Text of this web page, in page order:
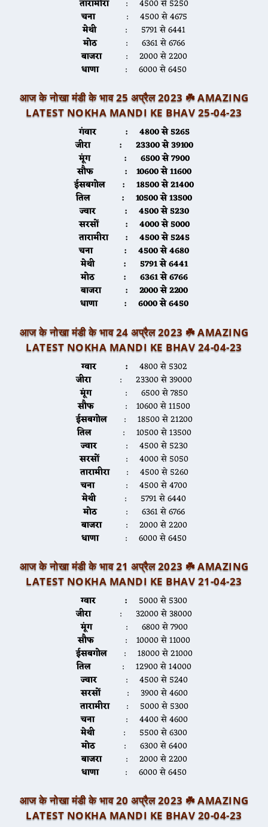
तारामीरा: 4500 से 5250
चना: 4500 से 4675
मेथी: 5791 से 6441
मोठ
: 6361 से 6766
बाजरा: 2000 से 2200
धाणा: 6000 से 6450
आज के नोखा मंडी के भाव 25 अप्रैल 2023 ☘️AMAZING
LATEST NOKHA MANDI KE BHAV 25-04-23
गंवार :
4800 से 5265
जीरा: 23300 से 39100
मूंग: 6500 से 7900
सौफ: 10600 से 11600
ईसबगोल: 18500 से 21400
तिल: 10500 से 13500
ज्वार: 4500 से 5230
सरसों: 4000 से 5000
तारामीरा: 4500 से 5245
चना: 4500 से 4680
मेथी: 5791 से 6441
मोठ
: 6361 से 6766
बाजरा: 2000 से 2200
धाणा: 6000 से 6450
आज के नोखा मंडी के भाव 24 अप्रैल 2023 ☘️AMAZING
LATEST NOKHA MANDI KE BHAV 24-04-23
ग्वार :
4800 से 5302
जीरा: 23300 से 39000
मूंग: 6500 से 7850
सौफ: 10600 से 11500
ईसबगोल: 18500 से 21200
तिल: 10500 से 13500
ज्वार: 4500 से 5230
सरसों: 4000 से 5050
तारामीरा: 4500 से 5260
चना: 4500 से 4700
मेथी: 5791 से 6440
मोठ
: 6361 से 6766
बाजरा: 2000 से 2200
धाणा: 6000 से 6450
आज के नोखा मंडी के भाव 21 अप्रैल 2023 ☘️AMAZING
LATEST NOKHA MANDI KE BHAV 21-04-23
ग्वार :
5000 से 5300
जीरा: 32000 से 38000
मूंग: 6800 से 7900
सौफ: 10000 से 11000
ईसबगोल: 18000 से 21000
तिल: 12900 से 14000
ज्वार: 4500 से 5240
सरसों: 3900 से 4600
तारामीरा: 5000 से 5300
चना: 4400 से 4600
मेथी: 5500 से 6300
मोठ
: 6300 से 6400
बाजरा: 2000 से 2200
धाणा: 6000 से 6450
आज के नोखा मंडी के भाव 20 अप्रैल 2023 ☘️AMAZING
LATEST NOKHA MANDI KE BHAV 20-04-23